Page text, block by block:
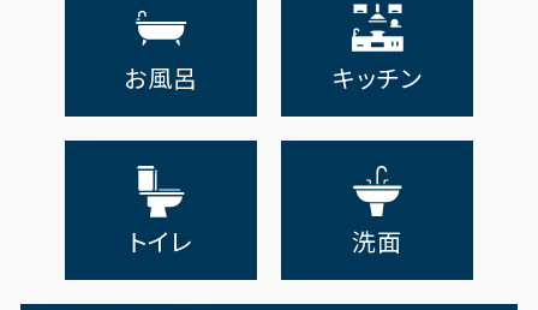
お風呂 キッチン
トイレ 洗面